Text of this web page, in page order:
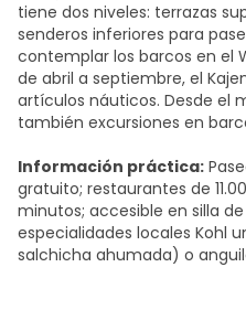
tiene dos niveles: terrazas
senderos inferiores para
contemplar los barcos en el
de abril a septiembre, el
artículos náuticos. Desde el
también excursiones en
Información práctica:
gratuito; restaurantes de
minutos; accesible en silla
especialidades locales Kohl
salchicha ahumada) o